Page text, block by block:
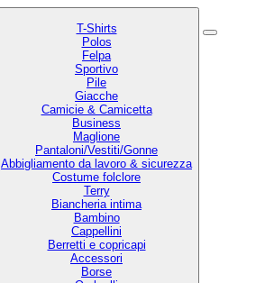
T-Shirts
Polos
Felpa
Sportivo
Pile
Giacche
Camicie & Camicetta
Business
Maglione
Pantaloni/Vestiti/Gonne
Abbigliamento da lavoro & sicurezza
Costume folclore
Terry
Biancheria intima
Bambino
Cappellini
Berretti e copricapi
Accessori
Borse